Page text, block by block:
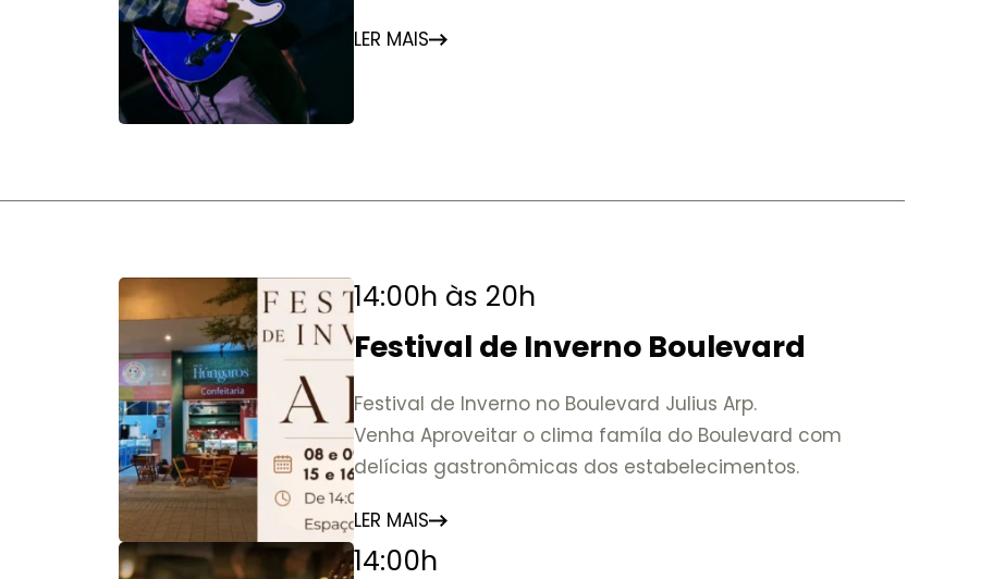
LER MAIS
14:00h às 20h
Festival de Inverno Boulevard
Festival de Inverno no Boulevard Julius Arp.
Venha Aproveitar o clima famíla do Boulevard com
delícias gastronômicas dos estabelecimentos.
LER MAIS
14:00h